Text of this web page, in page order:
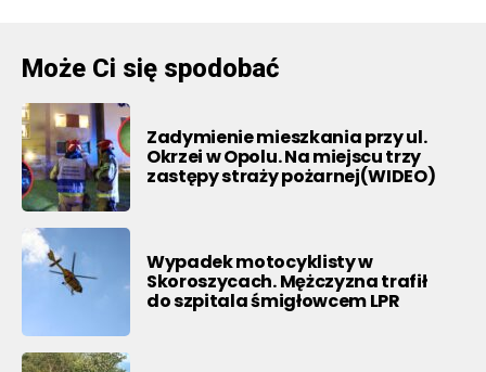
Może Ci się spodobać
Zadymienie mieszkania przy ul.
Okrzei w Opolu. Na miejscu trzy
zastępy straży pożarnej(WIDEO)
Wypadek motocyklisty w
Skoroszycach. Mężczyzna trafił
do szpitala śmigłowcem LPR